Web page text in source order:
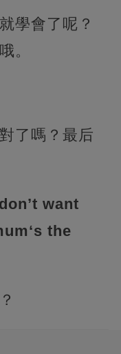
學會了呢？
。
了嗎？最后
want
the